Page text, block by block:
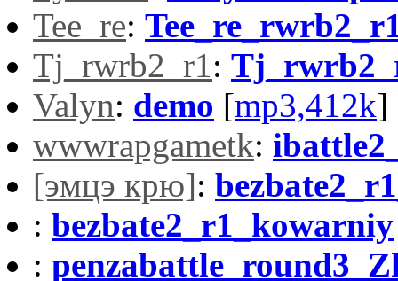
Tee_re:
Tj_rwrb2_r1:
Valyn: demo [mp3,412k]
wwwrapgametk:
[эмцэ крю]:
: bezbate2_r1_kowarniy
: